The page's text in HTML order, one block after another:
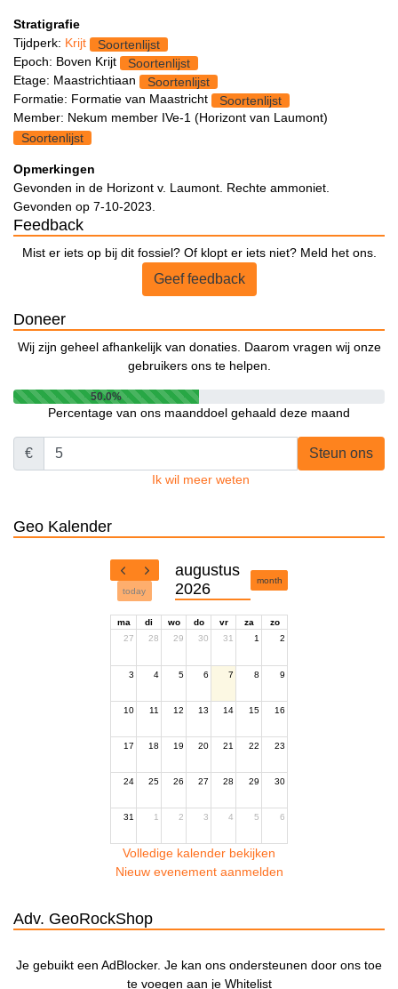
Stratigrafie
Tijdperk: Krijt
Soortenlijst
Epoch: Boven Krijt
Soortenlijst
Etage: Maastrichtiaan
Soortenlijst
Formatie: Formatie van Maastricht
Soortenlijst
Member: Nekum member IVe-1 (Horizont van Laumont)
Soortenlijst
Opmerkingen
Gevonden in de Horizont v. Laumont. Rechte ammoniet.
Gevonden op 7-10-2023.
Feedback
Mist er iets op bij dit fossiel? Of klopt er iets niet? Meld het ons.
Geef feedback
Doneer
Wij zijn geheel afhankelijk van donaties. Daarom vragen wij onze
gebruikers ons te helpen.
50.0%
Percentage van ons maanddoel gehaald deze maand
€ Steun ons
Ik wil meer weten
Geo Kalender
today
augustus
2026
month
ma di wo do vr za
zo
27
28 29 30 31 1 2
3 4 5 6 7 8 9
10 11 12 13 14 15 16
17 18 19 20 21 22 23
24 25 26 27 28 29 30
31 1 2 3 4 5 6
Volledige kalender bekijken
Nieuw evenement aanmelden
Adv. GeoRockShop
Je gebuikt een AdBlocker. Je kan ons ondersteunen door ons toe
te voegen aan je Whitelist